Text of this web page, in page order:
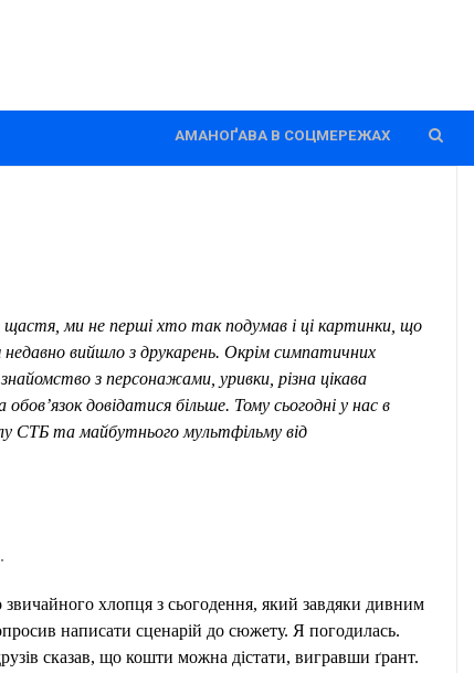
АМАНОҐАВА В СОЦМЕРЕЖАХ
ми не перші хто так подумав і ці картинки, що
вийшло з друкарень. Окрім симпатичних
з персонажами, уривки, різна цікава
довідатися більше. Тому сьогодні у нас в
СТБ та майбутнього мультфільму від
хлопця з сьогодення, який завдяки дивним
написати сценарій до сюжету. Я погодилась.
сказав, що кошти можна дістати, вигравши ґрант.